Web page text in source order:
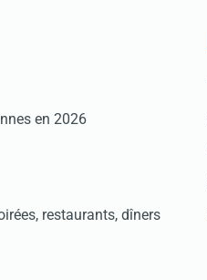
en 2026
restaurants, dîners